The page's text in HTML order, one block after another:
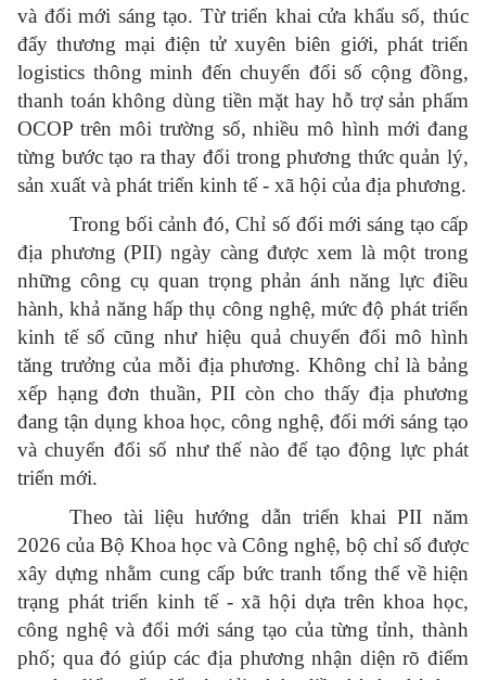
và đổi mới sáng tạo. Từ triển khai cửa khẩu số, thúc
đẩy thương mại điện tử xuyên biên giới, phát triển
logistics thông minh đến chuyển đổi số cộng đồng,
thanh toán không dùng tiền mặt hay hỗ trợ sản phẩm
OCOP trên môi trường số, nhiều mô hình mới đang
từng bước tạo ra thay đổi trong phương thức quản lý,
sản xuất và phát triển kinh tế - xã hội của địa phương.
Trong bối cảnh đó, Chỉ số đổi mới sáng tạo cấp
địa phương (PII) ngày càng được xem là một trong
những công cụ quan trọng phản ánh năng lực điều
hành, khả năng hấp thụ công nghệ, mức độ phát triển
kinh tế số cũng như hiệu quả chuyển đổi mô hình
tăng trưởng của mỗi địa phương. Không chỉ là bảng
xếp hạng đơn thuần, PII còn cho thấy địa phương
đang tận dụng khoa học, công nghệ, đổi mới sáng tạo
và chuyển đổi số như thế nào để tạo động lực phát
triển mới.
Theo tài liệu hướng dẫn triển khai PII năm
2026 của Bộ Khoa học và Công nghệ, bộ chỉ số được
xây dựng nhằm cung cấp bức tranh tổng thể về hiện
trạng phát triển kinh tế - xã hội dựa trên khoa học,
công nghệ và đổi mới sáng tạo của từng tỉnh, thành
phố; qua đó giúp các địa phương nhận diện rõ điểm